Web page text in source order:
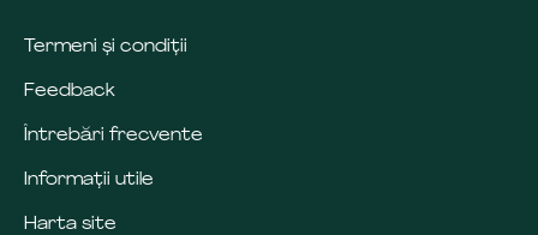
Termeni și condiții
Feedback
Întrebări frecvente
Informații utile
Harta site